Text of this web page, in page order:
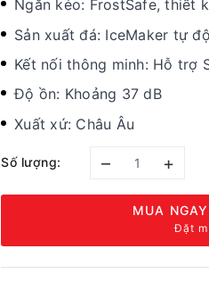
Ngăn kéo: FrostSafe, thiết
Sản xuất đá: IceMaker tự
Kết nối thông minh: Hỗ trợ
Độ ồn: Khoảng 37 dB
Xuất xứ: Châu Âu
Số lượng: – +
MUA
Đặt